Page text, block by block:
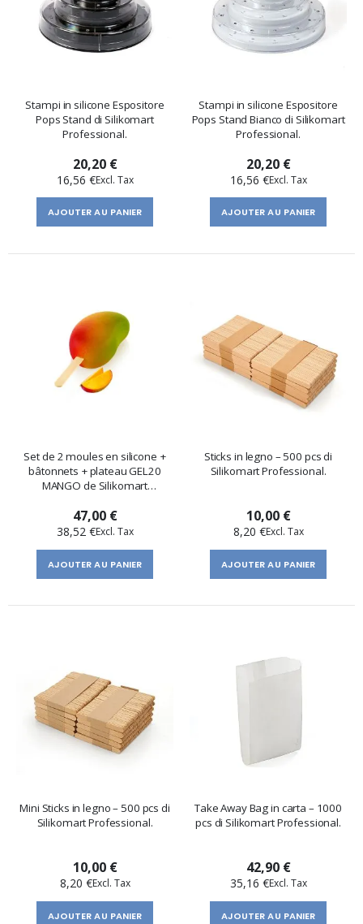
Stampi in silicone Espositore
Pops Stand di Silikomart
Professional.
20,20 €
16,56 €
AJOUTER AU PANIER
Stampi in silicone Espositore
Pops Stand Bianco di Silikomart
Professional.
20,20 €
16,56 €
AJOUTER AU PANIER
Set de 2 moules en silicone +
bâtonnets + plateau GEL20
MANGO de Silikomart
47,00 €
38,52 €
AJOUTER AU PANIER
Sticks in legno – 500 pcs di
Silikomart Professional.
10,00 €
8,20 €
AJOUTER AU PANIER
Mini Sticks in legno – 500 pcs di
Silikomart Professional.
10,00 €
8,20 €
AJOUTER AU PANIER
Take Away Bag in carta – 1000
pcs di Silikomart Professional.
42,90 €
35,16 €
AJOUTER AU PANIER